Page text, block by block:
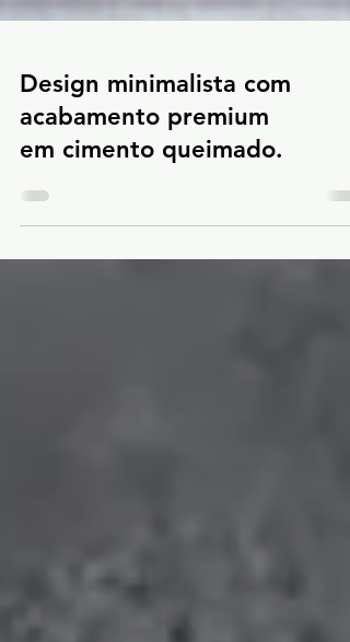
Design minimalista com
acabamento premium
em cimento queimado.